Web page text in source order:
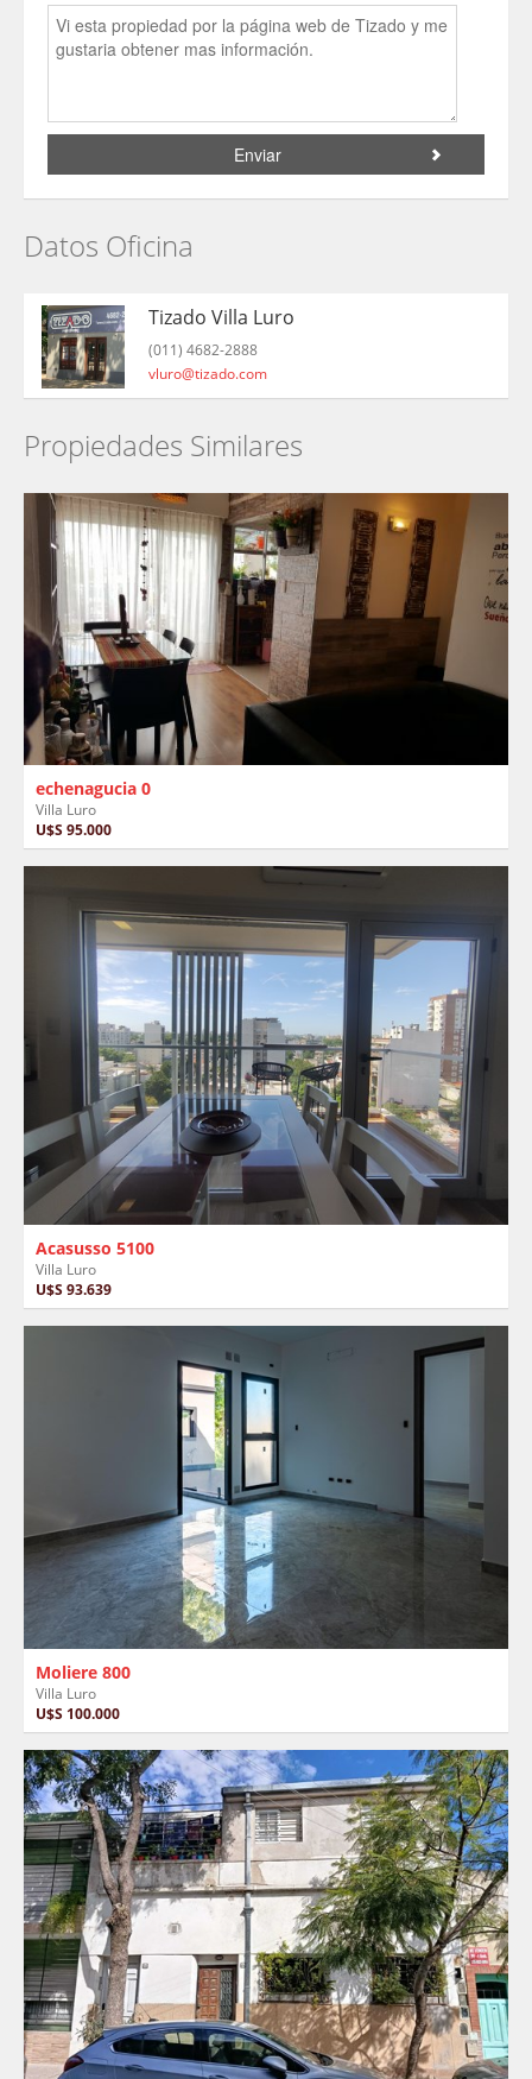
Datos Oficina
Tizado Villa Luro
(011) 4682-2888
vluro@tizado.com
Propiedades Similares
echenagucia 0
Villa Luro
U$S 95.000
Acasusso 5100
Villa Luro
U$S 93.639
Moliere 800
Villa Luro
U$S 100.000